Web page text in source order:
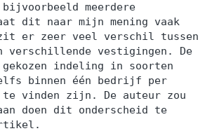
meerdere
dit naar mijn mening vaak
er zeer veel verschil tussen
verschillende vestigingen. De
indeling in soorten
binnen één bedrijf per
vinden zijn. De auteur zou
doen dit onderscheid te